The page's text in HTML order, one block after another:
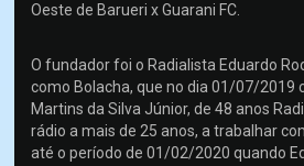
Oeste de Barueri x Guarani FC.
O fundador foi o Radialista Eduardo
como Bolacha, que no dia 01/07/2019
Martins da Silva Júnior, de 48 anos
rádio a mais de 25 anos, a trabalhar
até o período de 01/02/2020 quando